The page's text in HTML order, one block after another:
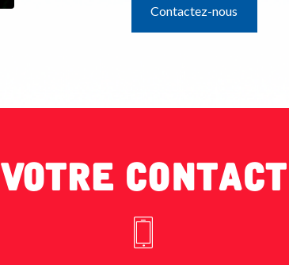
Contactez-nous
Votre Contact